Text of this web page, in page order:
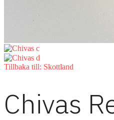
Tillbaka till: Skottland
Chivas